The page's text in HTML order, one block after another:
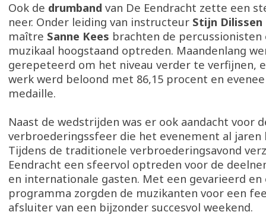
Ook de drumband van De Eendracht zette een
neer. Onder leiding van instructeur Stijn Dilissen
maître Sanne Kees brachten de
muzikaal hoogstaand optreden. Maandenlang
gerepeteerd om het niveau verder te verfijnen,
werk werd beloond met 86,15 procent en
medaille.
Naast de wedstrijden was er ook aandacht voor
verbroederingssfeer die het evenement al jaren
Tijdens de traditionele verbroederingsavond
Eendracht een sfeervol optreden voor de
en internationale gasten. Met een gevarieerd en
programma zorgden de muzikanten voor een
afsluiter van een bijzonder succesvol weekend.